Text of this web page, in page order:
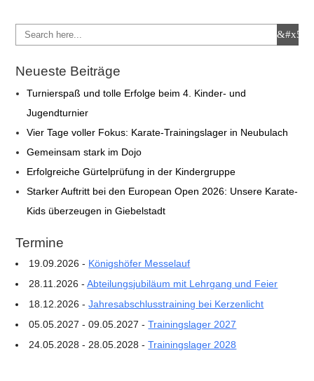
Neueste Beiträge
Turnierspaß und tolle Erfolge beim 4. Kinder- und
Jugendturnier
Vier Tage voller Fokus: Karate-Trainingslager in Neubulach
Gemeinsam stark im Dojo
Erfolgreiche Gürtelprüfung in der Kindergruppe
Starker Auftritt bei den European Open 2026: Unsere Karate-
Kids überzeugen in Giebelstadt
Termine
19.09.2026 - Königshöfer Messelauf
28.11.2026 -Abteilungsjubiläum mit Lehrgang und Feier
18.12.2026 -Jahresabschlusstraining bei Kerzenlicht
05.05.2027 - 09.05.2027 -Trainingslager 2027
24.05.2028 - 28.05.2028 -Trainingslager 2028